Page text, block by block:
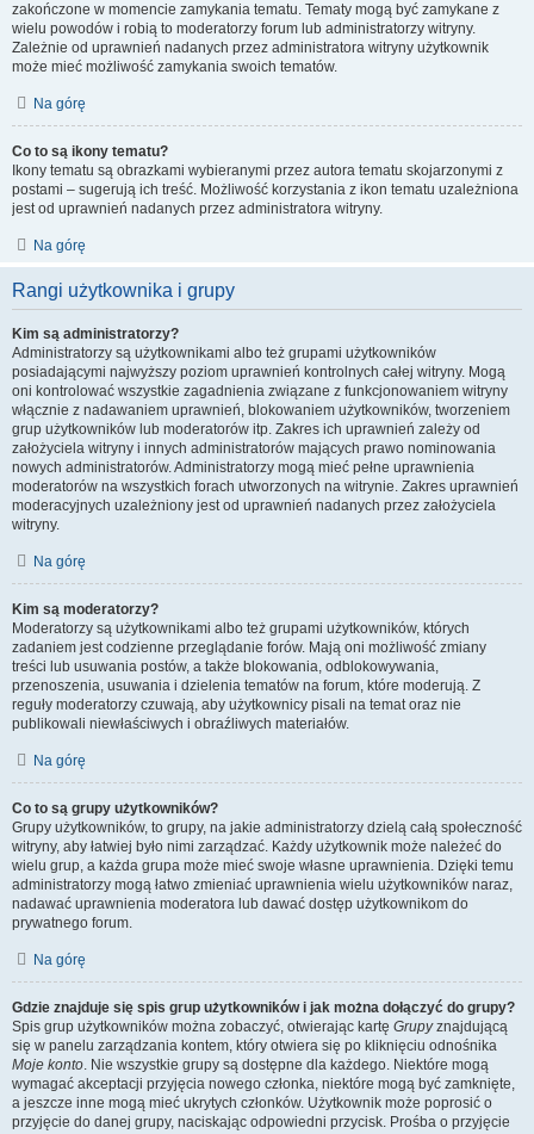
zakończone w momencie zamykania tematu. Tematy mogą być zamykane z
wielu powodów i robią to moderatorzy forum lub administratorzy witryny.
Zależnie od uprawnień nadanych przez administratora witryny użytkownik
może mieć możliwość zamykania swoich tematów.
Na górę
Co to są ikony tematu?
Ikony tematu są obrazkami wybieranymi przez autora tematu skojarzonymi z
postami – sugerują ich treść. Możliwość korzystania z ikon tematu uzależniona
jest od uprawnień nadanych przez administratora witryny.
Na górę
Rangi użytkownika i grupy
Kim są administratorzy?
Administratorzy są użytkownikami albo też grupami użytkowników
posiadającymi najwyższy poziom uprawnień kontrolnych całej witryny. Mogą
oni kontrolować wszystkie zagadnienia związane z funkcjonowaniem witryny
włącznie z nadawaniem uprawnień, blokowaniem użytkowników, tworzeniem
grup użytkowników lub moderatorów itp. Zakres ich uprawnień zależy od
założyciela witryny i innych administratorów mających prawo nominowania
nowych administratorów. Administratorzy mogą mieć pełne uprawnienia
moderatorów na wszystkich forach utworzonych na witrynie. Zakres uprawnień
moderacyjnych uzależniony jest od uprawnień nadanych przez założyciela
witryny.
Na górę
Kim są moderatorzy?
Moderatorzy są użytkownikami albo też grupami użytkowników, których
zadaniem jest codzienne przeglądanie forów. Mają oni możliwość zmiany
treści lub usuwania postów, a także blokowania, odblokowywania,
przenoszenia, usuwania i dzielenia tematów na forum, które moderują. Z
reguły moderatorzy czuwają, aby użytkownicy pisali na temat oraz nie
publikowali niewłaściwych i obraźliwych materiałów.
Na górę
Co to są grupy użytkowników?
Grupy użytkowników, to grupy, na jakie administratorzy dzielą całą społeczność
witryny, aby łatwiej było nimi zarządzać. Każdy użytkownik może należeć do
wielu grup, a każda grupa może mieć swoje własne uprawnienia. Dzięki temu
administratorzy mogą łatwo zmieniać uprawnienia wielu użytkowników naraz,
nadawać uprawnienia moderatora lub dawać dostęp użytkownikom do
prywatnego forum.
Na górę
Gdzie znajduje się spis grup użytkowników i jak można dołączyć do grupy?
Spis grup użytkowników można zobaczyć, otwierając kartę Grupyznajdującą
się w panelu zarządzania kontem, który otwiera się po kliknięciu odnośnika
Moje konto. Nie wszystkie grupy są dostępne dla każdego. Niektóre mogą
wymagać akceptacji przyjęcia nowego członka, niektóre mogą być zamknięte,
a jeszcze inne mogą mieć ukrytych członków. Użytkownik może poprosić o
przyjęcie do danej grupy, naciskając odpowiedni przycisk. Prośba o przyjęcie